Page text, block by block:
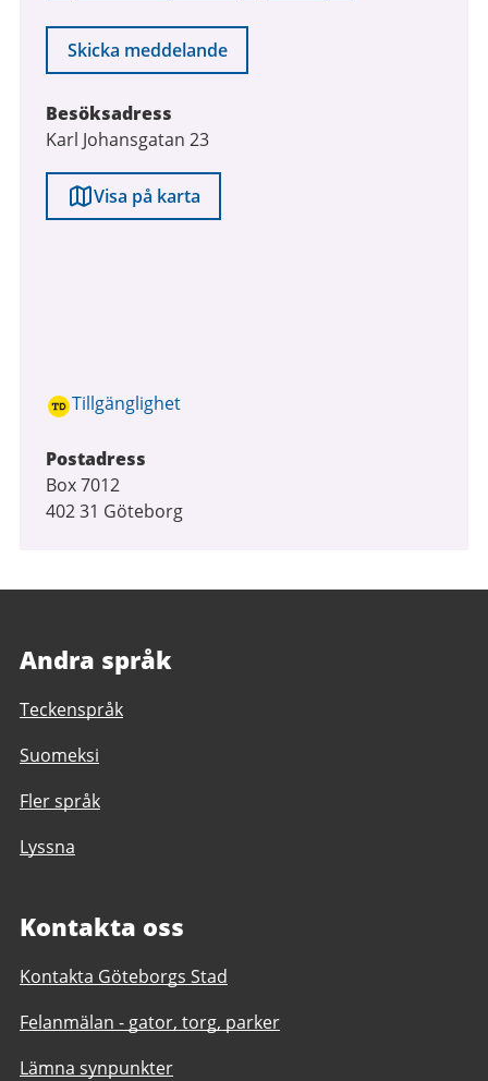
Skicka meddelande
Besöksadress
Karl Johansgatan 23
Visa på karta
Tillgänglighet
Postadress
Box 7012
402 31 Göteborg
Andra språk
Teckenspråk
Suomeksi
Fler språk
Lyssna
Kontakta oss
Kontakta Göteborgs Stad
Felanmälan - gator, torg, parker
Lämna synpunkter